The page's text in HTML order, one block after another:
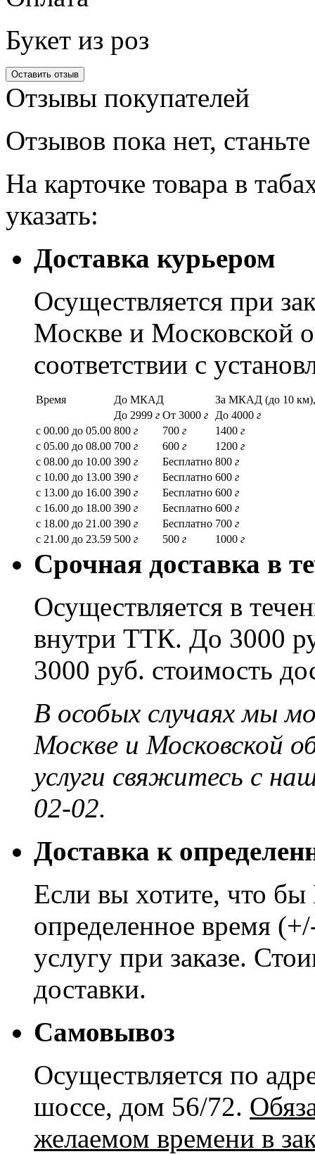
Букет из роз
Оставить отзыв
Отзывы покупателей
Отзывов пока нет,
На карточке товара в
указать:
Доставка курьером
Осуществляется при
Москве и Московской
соответствии с
Время До МКАД
За МКАД (до 10
До 2999 г От 3000 г До 4000 г
с 00.00 до 05.00 800 г 700 г 1400 г
с 05.00 до 08.00 700 г 600 г 1200 г
с 08.00 до 10.00 390 г Бесплатно 800 г
с 10.00 до 13.00 390 г Бесплатно 600 г
с 13.00 до 16.00 390 г Бесплатно 600 г
с 16.00 до 18.00 390 г Бесплатно 600 г
с 18.00 до 21.00 390 г Бесплатно 700 г
с 21.00 до 23.59 500 г 500 г 1000 г
Срочная доставка в
Осуществляется в
внутри ТТК. До 3000
3000 руб. стоимость
В особых случаях мы
Москве и Московской
услуги свяжитесь с
02-02.
Доставка к
Если вы хотите, что
определенное время
услугу при заказе.
доставки.
Самовывоз
Осуществляется по
шоссе, дом 56/72.
желаемом времени в